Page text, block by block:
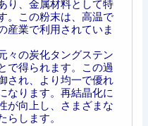
り、金属材料として特
。この粉末は、高温で
産業で利用されていま
々の炭化タングステン
で得られます。この過
され、より均一で優れ
なります。再結晶化に
が向上し、さまざまな
します。